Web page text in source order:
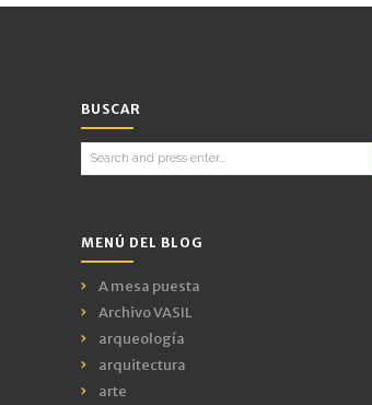
BUSCAR
Search
for:
MENÚ DEL BLOG
A mesa puesta
Archivo VASIL
arqueología
arquitectura
arte